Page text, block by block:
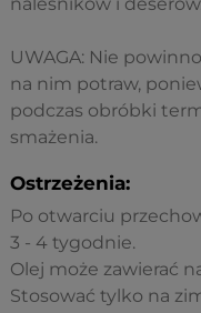
UWAGA: Nie
na nim potraw,
podczas obróbki
smażenia.
Ostrzeżenia:
Po otwarciu
3 - 4 tygodnie.
Olej może zawierać
Stosować tylko na